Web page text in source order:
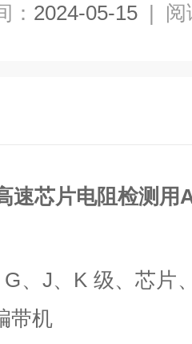
： 2024-05-15 | 阅
速芯片电阻检测用
、J、K 级、芯片
带机